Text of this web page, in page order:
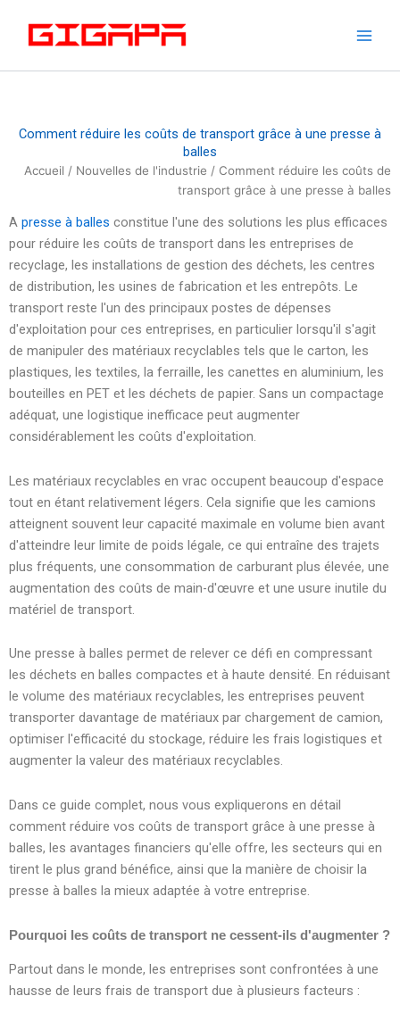
Comment réduire les coûts de transport grâce à une presse à
balles
Accueil / Nouvelles de l'industrie / Comment réduire les coûts de
transport grâce à une presse à balles
A presse à balles constitue l'une des solutions les plus efficaces
pour réduire les coûts de transport dans les entreprises de
recyclage, les installations de gestion des déchets, les centres
de distribution, les usines de fabrication et les entrepôts. Le
transport reste l'un des principaux postes de dépenses
d'exploitation pour ces entreprises, en particulier lorsqu'il s'agit
de manipuler des matériaux recyclables tels que le carton, les
plastiques, les textiles, la ferraille, les canettes en aluminium, les
bouteilles en PET et les déchets de papier. Sans un compactage
adéquat, une logistique inefficace peut augmenter
considérablement les coûts d'exploitation.
Les matériaux recyclables en vrac occupent beaucoup d'espace
tout en étant relativement légers. Cela signifie que les camions
atteignent souvent leur capacité maximale en volume bien avant
d'atteindre leur limite de poids légale, ce qui entraîne des trajets
plus fréquents, une consommation de carburant plus élevée, une
augmentation des coûts de main-d'œuvre et une usure inutile du
matériel de transport.
Une presse à balles permet de relever ce défi en compressant
les déchets en balles compactes et à haute densité. En réduisant
le volume des matériaux recyclables, les entreprises peuvent
transporter davantage de matériaux par chargement de camion,
optimiser l'efficacité du stockage, réduire les frais logistiques et
augmenter la valeur des matériaux recyclables.
Dans ce guide complet, nous vous expliquerons en détail
comment réduire vos coûts de transport grâce à une presse à
balles, les avantages financiers qu'elle offre, les secteurs qui en
tirent le plus grand bénéfice, ainsi que la manière de choisir la
presse à balles la mieux adaptée à votre entreprise.
Pourquoi les coûts de transport ne cessent-ils d'augmenter ?
Partout dans le monde, les entreprises sont confrontées à une
hausse de leurs frais de transport due à plusieurs facteurs :